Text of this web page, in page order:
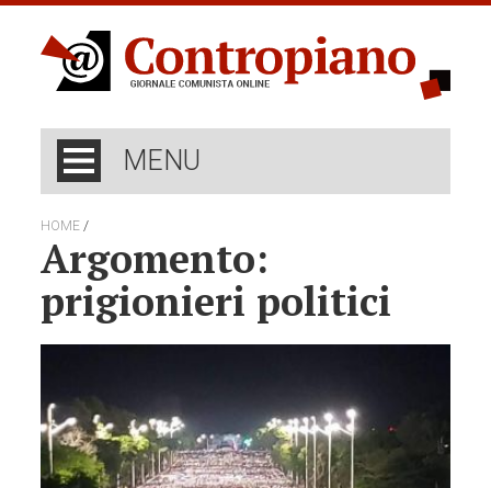
MENU
HOME /
Argomento:
prigionieri politici